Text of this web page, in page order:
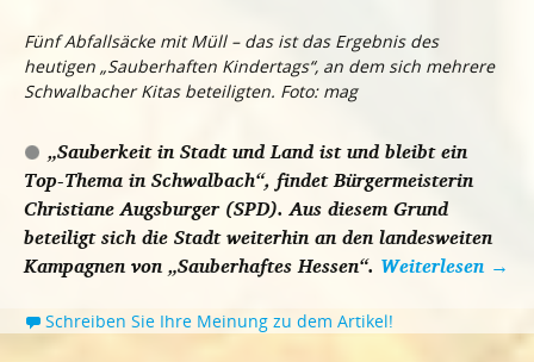
Fünf Abfallsäcke mit Müll – das ist das Ergebnis des
heutigen „Sauberhaften Kindertags“, an dem sich mehrere
Schwalbacher Kitas beteiligten. Foto: mag
„Sauberkeit in Stadt und Land ist und bleibt ein
Top-Thema in Schwalbach“, findet Bürgermeisterin
Christiane Augsburger (SPD). Aus diesem Grund
beteiligt sich die Stadt weiterhin an den landesweiten
Kampagnen von „Sauberhaftes Hessen“. Weiterlesen →
Schreiben Sie Ihre Meinung zu dem Artikel!